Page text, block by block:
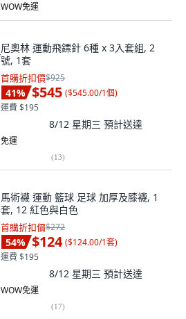
WOW免運
尼奧林 運動飛鏢針 6種 x 3入套組, 2
號, 1套
首購折扣價$925
41% $545 ($545.00/1個)
運費 $195
8/12 星期三 預計送達
免運
(13)
馬術襪 運動 籃球 足球 加厚及膝襪, 1
套, 12 紅色與白色
首購折扣價$272
54% $124 ($124.00/1套)
運費 $195
8/12 星期三 預計送達
WOW免運
(17)